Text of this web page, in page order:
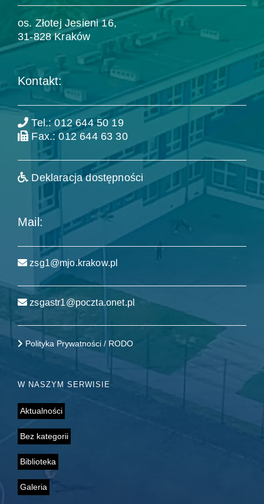
os. Złotej Jesieni 16,
31-828 Kraków
Kontakt:
Tel.: 012 644 50 19
Fax.: 012 644 63 30
Deklaracja dostępności
Mail:
zsg1@mjo.krakow.pl
zsgastr1@poczta.onet.pl
Polityka Prywatności / RODO
W NASZYM SERWISIE
Aktualności
Bez kategorii
Biblioteka
Galeria